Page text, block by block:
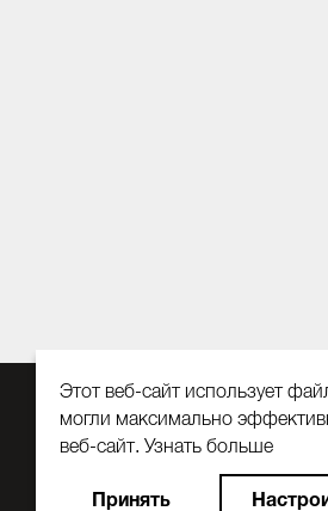
ООО «Кох Автомаркет»
127410, г. Москва,
ОГРН 1147746062375,
Этот веб-сайт использует
могли максимально
веб-сайт.Узнать больше
Выберите настройки cookie
Принять